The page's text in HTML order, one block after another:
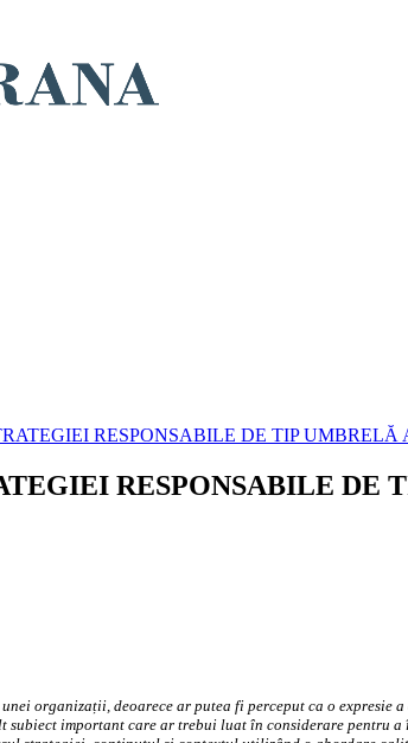
RESPONSABILE DE TIP UMBRELĂ
RESPONSABILE DE
organizații, deoarece ar putea fi perceput ca o expresie
important care ar trebui luat în considerare pentru